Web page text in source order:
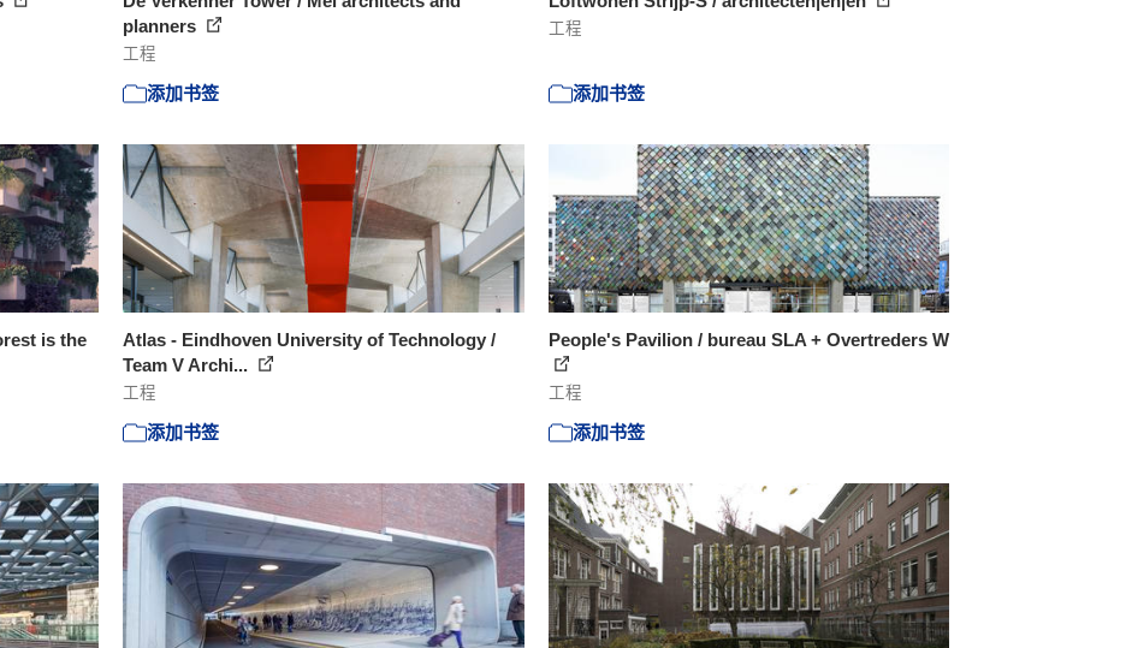
planners
工程
添加书签
工程
添加书签
is the
Atlas - Eindhoven University of Technology /
Team V Archi...
工程
添加书签
People's Pavilion / bureau SLA + Overtreders W
工程
添加书签